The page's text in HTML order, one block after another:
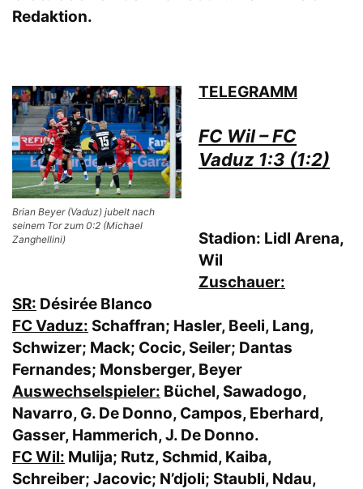
Redaktion.
Brian Beyer (Vaduz) jubelt nach
seinem Tor zum 0:2 (Michael
Zanghellini)
TELEGRAMM
FC Wil – FC
Vaduz 1:3 (1:2)
Stadion: Lidl Arena,
Wil
Zuschauer:
SR: Désirée Blanco
FC Vaduz: Schaffran; Hasler, Beeli, Lang,
Schwizer; Mack; Cocic, Seiler; Dantas
Fernandes; Monsberger, Beyer
Auswechselspieler: Büchel, Sawadogo,
Navarro, G. De Donno, Campos, Eberhard,
Gasser, Hammerich, J. De Donno.
FC Wil: Mulija; Rutz, Schmid, Kaiba,
Schreiber; Jacovic; N’djoli; Staubli, Ndau,